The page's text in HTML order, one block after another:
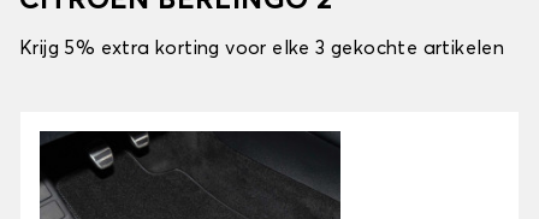
Krijg 5% extra korting voor elke 3 gekochte artikelen